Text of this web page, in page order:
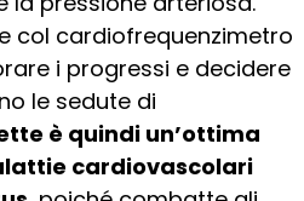
col cardiofrequenzimetro
i progressi e decidere
le sedute di
è quindi un’ottima
cardiovascolari